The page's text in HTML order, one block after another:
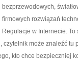
bezprzewodowych,
firmowych rozwiązań
Regulacje w Internecie.
może znaleźć tu
kto chce bezpieczniej